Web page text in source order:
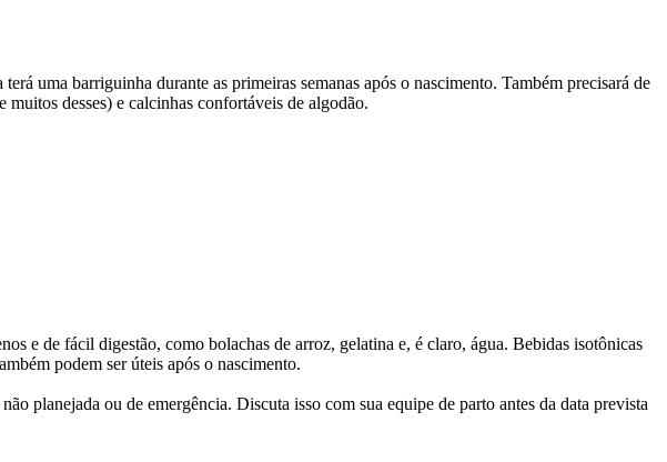
uma barriguinha durante as primeiras semanas após o nascimento. Também precisará de
desses) e calcinhas confortáveis de algodão.
e de fácil digestão, como bolachas de arroz, gelatina e, é claro, água. Bebidas isotônicas
podem ser úteis após o nascimento.
planejada ou de emergência. Discuta isso com sua equipe de parto antes da data prevista